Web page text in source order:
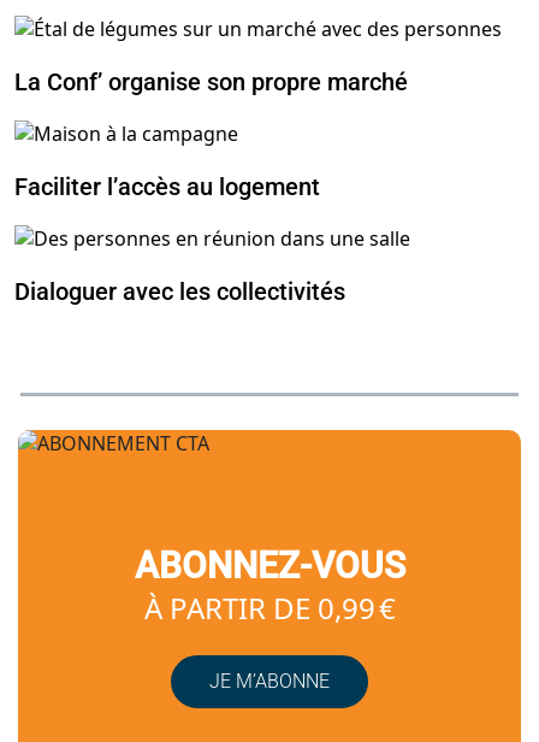
La Conf’ organise son propre marché
Faciliter l’accès au logement
Dialoguer avec les collectivités
ABONNEZ-VOUS
À PARTIR DE 0,99 €
JE M’ABONNE